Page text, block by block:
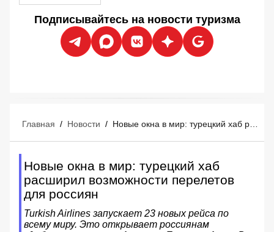
Подписывайтесь на новости туризма
Главная / Новости /
Новые окна в мир: турецкий хаб
расширил возможности перелетов
для россиян
Turkish Airlines запускает 23 новых рейса по
всему миру. Это открывает россиянам